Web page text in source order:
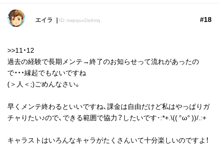
エイラ ID: nwpqux2is4mq #18
>>11・12
過去の経験で長期メンテ→終了のお知らせって流れがあったの
で・・・縁起でもないですね
(＞人＜;)ごめんなさい。
早くメンテ終わるといいですね、課金は自由だけど私はやっぱりガ
チャりたい♪ので、できる範囲で協力？したいです･:*+.\(( °ω° ))/.:+
キャラストはいろんなキャラがたくさんいて十分楽しいのですよ！